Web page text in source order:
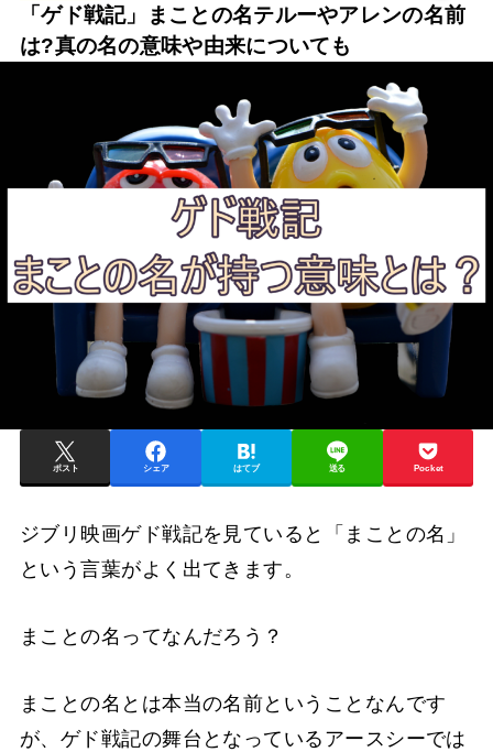
「ゲド戦記」まことの名テルーやアレンの名前
は?真の名の意味や由来についても
ポスト シェア はてブ 送る Pocket
ジブリ映画ゲド戦記を見ていると「まことの名」
という言葉がよく出てきます。
まことの名ってなんだろう？
まことの名とは本当の名前ということなんです
が、ゲド戦記の舞台となっているアースシーでは